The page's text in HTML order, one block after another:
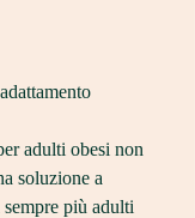
adulti obesi non
soluzione a
più adulti